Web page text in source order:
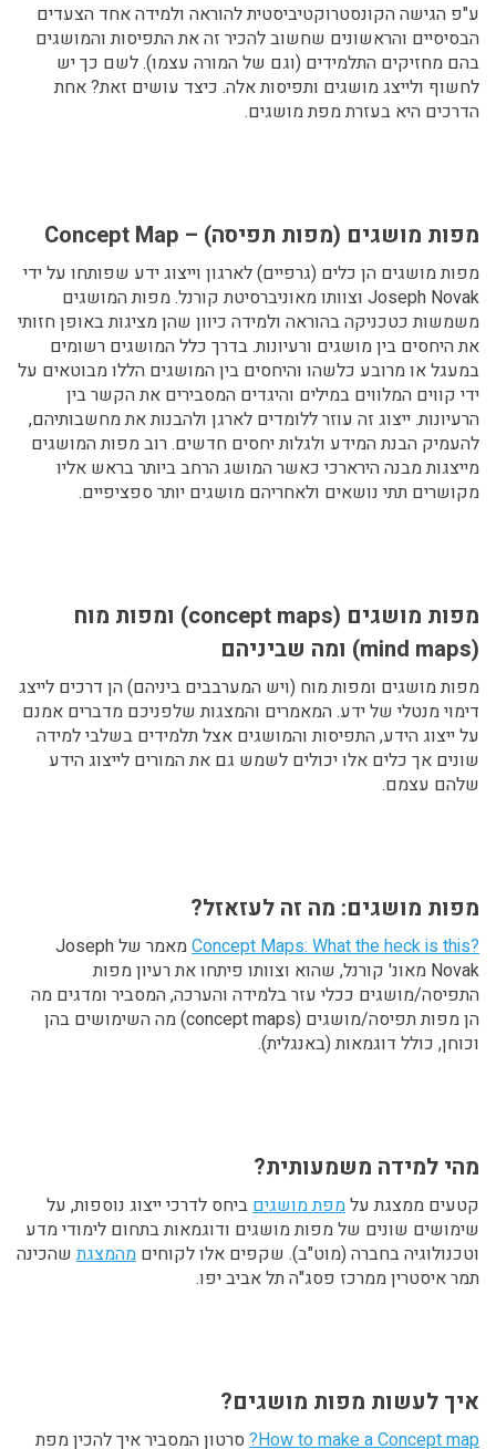
ע"פ הגישה הקונסטרוקטיביסטית להוראה ולמידה אחד הצעדים
הבסיסיים והראשונים שחשוב להכיר זה את התפיסות והמושגים
בהם מחזיקים התלמידים (וגם של המורה עצמו). לשם כך יש
לחשוף ולייצג מושגים ותפיסות אלה. כיצד עושים זאת? אחת
הדרכים היא בעזרת מפת מושגים.
מפות מושגים (מפות תפיסה) – Concept Map
מפות מושגים הן כלים (גרפיים) לארגון וייצוג ידע שפותחו על ידי
Joseph Novak וצוותו מאוניברסיטת קורנל. מפות המושגים
משמשות כטכניקה בהוראה ולמידה כיוון שהן מציגות באופן חזותי
את היחסים בין מושגים ורעיונות. בדרך כלל המושגים רשומים
במעגל או מרובע כלשהו והיחסים בין המושגים הללו מבוטאים על
ידי קווים המלווים במילים והיגדים המסבירים את הקשר בין
הרעיונות. ייצוג זה עוזר ללומדים לארגן ולהבנות את מחשבותיהם,
להעמיק הבנת המידע ולגלות יחסים חדשים. רוב מפות המושגים
מייצגות מבנה הירארכי כאשר המושג הרחב ביותר בראש אליו
מקושרים תתי נושאים ולאחריהם מושגים יותר ספציפיים.
מפות מושגים (concept maps) ומפות מוח
(mind maps) ומה שביניהם
מפות מושגים ומפות מוח (ויש המערבבים ביניהם) הן דרכים לייצג
דימוי מנטלי של ידע. המאמרים והמצגות שלפניכם מדברים אמנם
על ייצוג הידע, התפיסות והמושגים אצל תלמידים בשלבי למידה
שונים אך כלים אלו יכולים לשמש גם את המורים לייצוג הידע
שלהם עצמם.
מפות מושגים: מה זה לעזאזל?
?Concept Maps: What the heck is this
מאמר של Joseph
Novak מאונ' קורנל, שהוא וצוותו פיתחו את רעיון מפות
התפיסה/מושגים ככלי עזר בלמידה והערכה, המסביר ומדגים מה
הן מפות תפיסה/מושגים (concept maps) מה השימושים בהן
וכוחן, כולל דוגמאות (באנגלית).
מהי למידה משמעותית?
קטעים ממצגת עלמפת מושגיםביחס לדרכי ייצוג נוספות, על
שימושים שונים של מפות מושגים ודוגמאות בתחום לימודי מדע
וטכנולוגיה בחברה (מוט"ב). שקפים אלו לקוחים מהמצגתשהכינה
תמר איסטרין ממרכז פסג"ה תל אביב יפו.
איך לעשות מפות מושגים?
How to make a Concept map? סרטון המסביר איך להכין מפת